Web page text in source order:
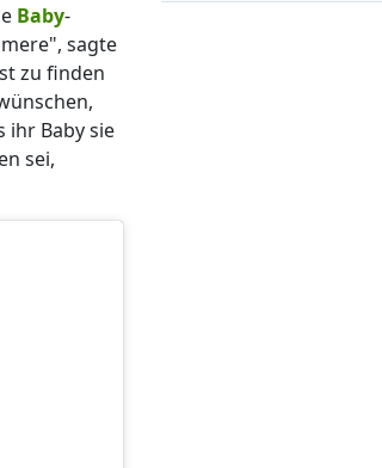
Baby-
sagte
zu finden
ihr Baby sie
sei,